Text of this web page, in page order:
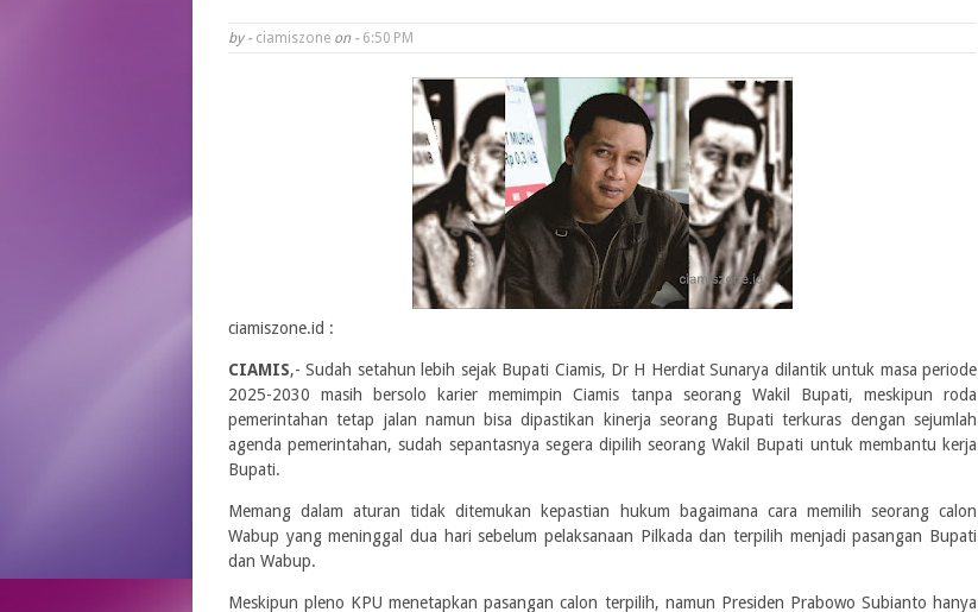
by - ciamiszone on - 6:50 PM
ciamiszone.id :
CIAMIS,- Sudah setahun lebih sejak Bupati Ciamis, Dr H Herdiat Sunarya dilantik untuk masa periode
2025-2030 masih bersolo karier memimpin Ciamis tanpa seorang Wakil Bupati, meskipun roda
pemerintahan tetap jalan namun bisa dipastikan kinerja seorang Bupati terkuras dengan sejumlah
agenda pemerintahan, sudah sepantasnya segera dipilih seorang Wakil Bupati untuk membantu kerja
Bupati.
Memang dalam aturan tidak ditemukan kepastian hukum bagaimana cara memilih seorang calon
Wabup yang meninggal dua hari sebelum pelaksanaan Pilkada dan terpilih menjadi pasangan Bupati
dan Wabup.
Meskipun pleno KPU menetapkan pasangan calon terpilih, namun Presiden Prabowo Subianto hanya